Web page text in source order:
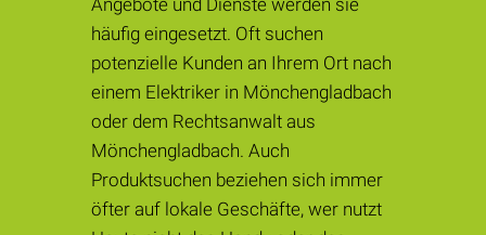
Angebote und Dienste werden sie
häufig eingesetzt. Oft suchen
potenzielle Kunden an Ihrem Ort nach
einem Elektriker in Mönchengladbach
oder dem Rechtsanwalt aus
Mönchengladbach. Auch
Produktsuchen beziehen sich immer
öfter auf lokale Geschäfte, wer nutzt